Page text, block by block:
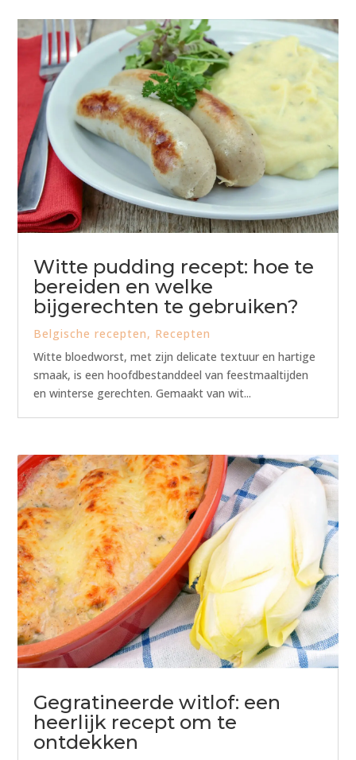
Witte pudding recept: hoe te
bereiden en welke
bijgerechten te gebruiken?
Belgische recepten, Recepten
Witte bloedworst, met zijn delicate textuur en hartige
smaak, is een hoofdbestanddeel van feestmaaltijden
en winterse gerechten. Gemaakt van wit...
Gegratineerde witlof: een
heerlijk recept om te
ontdekken